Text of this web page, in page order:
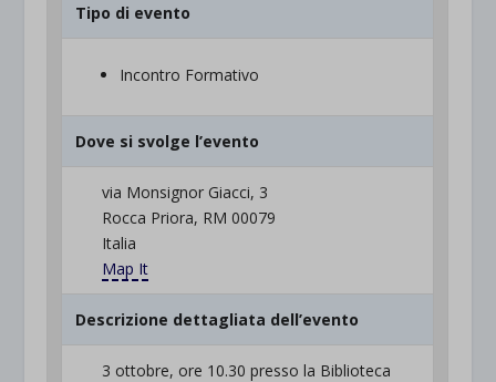
Tipo di evento
Incontro Formativo
Dove si svolge l’evento
via Monsignor Giacci, 3
Rocca Priora, RM 00079
Italia
Map It
Descrizione dettagliata dell’evento
3 ottobre, ore 10.30 presso la Biblioteca